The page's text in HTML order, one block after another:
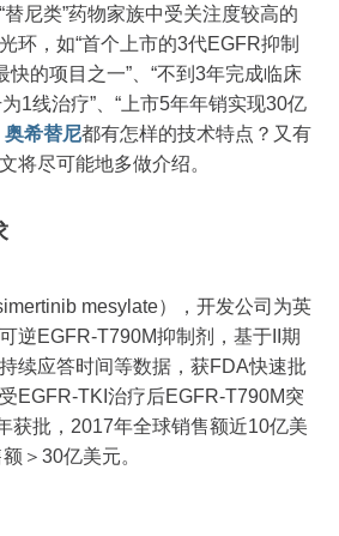
替尼类”药物家族中受关注度较高的
环，如“首个上市的3代EGFR抑制
快的项目之一”、“不到3年完成临床
1线治疗”、“上市5年年销实现30亿
奥希替尼都有怎样的技术特点？又有
将尽可能地多做介绍。
mesylate），开发公司为英
逆EGFR-T790M抑制剂，基于II期
续应答时间等数据，获FDA快速批
EGFR-TKI治疗后EGFR-T790M突
获批，2017年全球销售额近10亿美
＞30亿美元。